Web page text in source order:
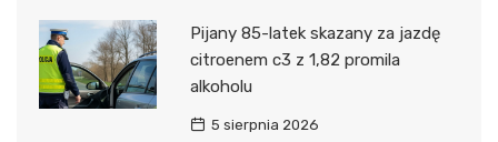
Pijany 85-latek skazany za jazdę
citroenem c3 z 1,82 promila
alkoholu
5 sierpnia 2026